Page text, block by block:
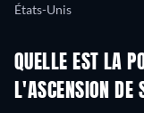
États-Unis
QUELLE EST LA
L'ASCENSION DE